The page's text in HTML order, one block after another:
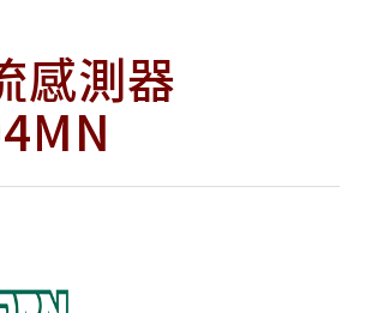
感測器